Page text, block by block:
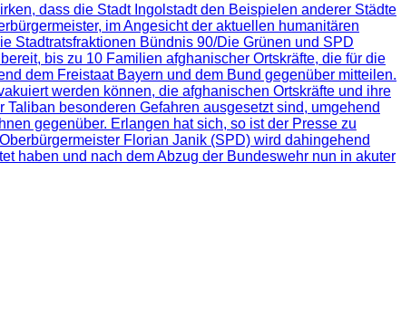
dass die Stadt Ingolstadt den Beispielen anderer Städte
im Angesicht der aktuellen humanitären
Stadtratsfraktionen Bündnis 90/Die Grünen und SPD
bis zu 10 Familien afghanischer Ortskräfte, die für die
dem Freistaat Bayern und dem Bund gegenüber mitteilen.
werden können, die afghanischen Ortskräfte und ihre
besonderen Gefahren ausgesetzt sind, umgehend
gegenüber. Erlangen hat sich, so ist der Presse zu
Florian Janik (SPD) wird dahingehend
haben und nach dem Abzug der Bundeswehr nun in akuter